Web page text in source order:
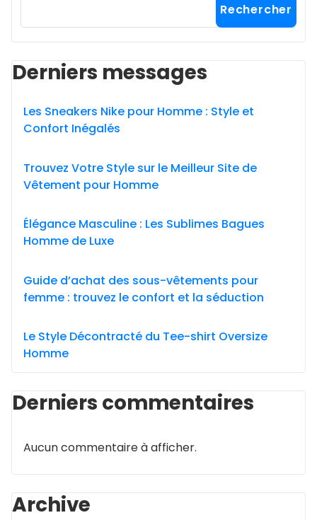
Rechercher
Derniers messages
Les Sneakers Nike pour Homme : Style et
Confort Inégalés
Trouvez Votre Style sur le Meilleur Site de
Vêtement pour Homme
Élégance Masculine : Les Sublimes Bagues
Homme de Luxe
Guide d’achat des sous-vêtements pour
femme : trouvez le confort et la séduction
Le Style Décontracté du Tee-shirt Oversize
Homme
Derniers commentaires
Aucun commentaire à afficher.
Archive